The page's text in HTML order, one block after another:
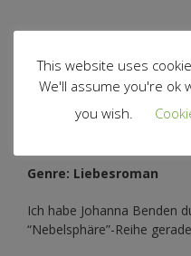
Auf meinem
Genre: Liebesroman
Ich habe Johanna Benden
“Nebelsphäre”-Reihe
This website uses
We'll assume you're ok
you wish.